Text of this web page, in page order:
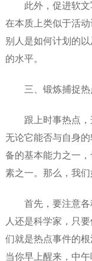
此外，促进软
在本质上类似于活
别人是如何计划的
的水平。
三、锻炼捕捉
跟上时事热点
无论它能否与自身
备的基本能力之一
素之一。那么，我
首先，要注意
人还是科学家，只
们就是热点事件的根
当你早上醒来，中